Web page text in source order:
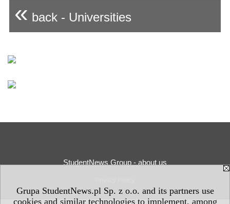
Grupa StudentNews.pl Sp. z o.o. and its partners use
cookies and similar technologies to implement, among
« back - Universities
StudentNews Group - about us